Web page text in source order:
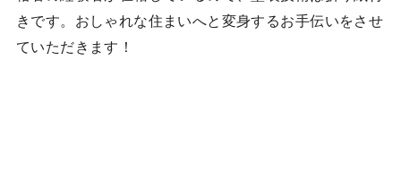
きです。おしゃれな住まいへと変身するお手伝いをさせ
ていただきます！